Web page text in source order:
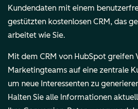
Kundendaten mit einem
gestützten kostenlosen CRM, das
arbeitet wie Sie.
Mit dem CRM von HubSpot greifen
Marketingteams auf eine zentrale
um neue Interessenten zu
Halten Sie alle Informationen